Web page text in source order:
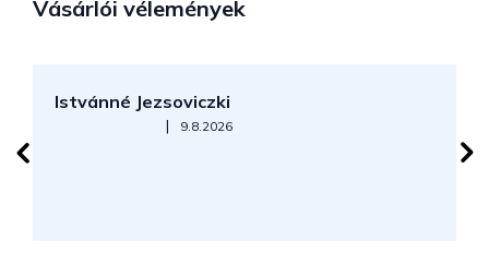
Vásárlói vélemények
Istvánné Jezsoviczki
Az áruház értékelése 5-ből 5 csillag.
| 9.8.2026